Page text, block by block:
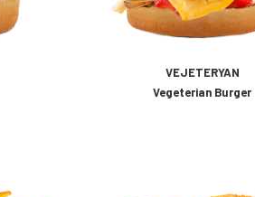
VEJETERYAN
Vegeterian Burger